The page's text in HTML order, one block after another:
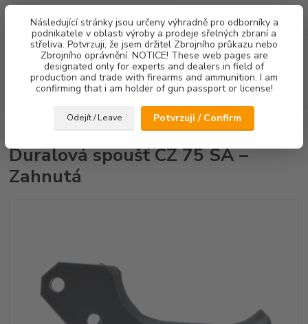
Následující stránky jsou určeny výhradně pro odborníky a
podnikatele v oblasti výroby a prodeje sřelných zbraní a
střeliva. Potvrzuji, že jsem držitel Zbrojního průkazu nebo
Zbrojního oprávnění. NOTICE! These web pages are
designated only for experts and dealers in field of
production and trade with firearms and ammunition. I am
confirming that i am holder of gun passport or license!
Odejít / Leave Potvrzuji / Confirm
Menu
Hledat
za0,00 Kč
Duralová spoušť CZ 75 SA – Zahnutá
Duralová spoušť CZ 75 SA –
Zahnutá